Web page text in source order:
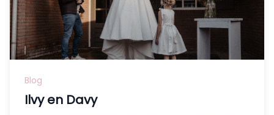
Blog
Ilvy en Davy